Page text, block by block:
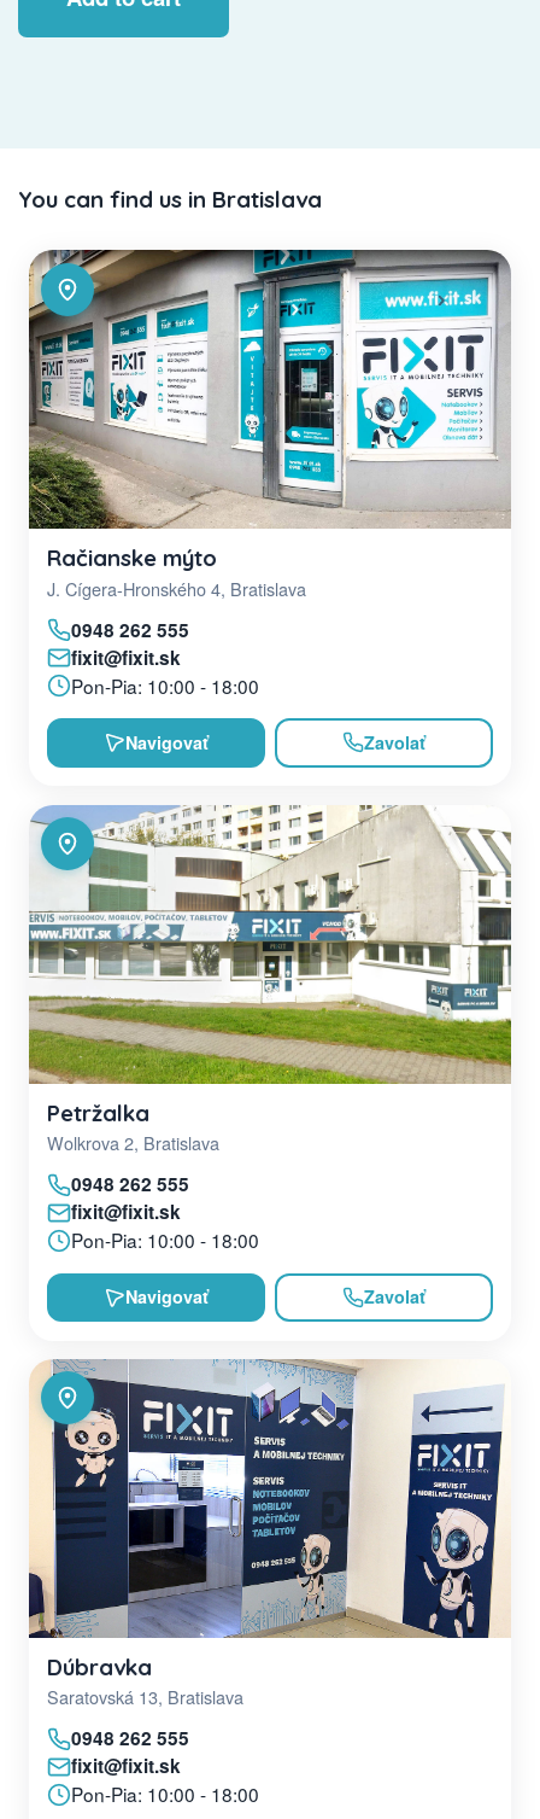
You can find us in Bratislava
Račianske mýto
J. Cígera-Hronského 4, Bratislava
0948 262 555
fixit@fixit.sk
Pon-Pia: 10:00 - 18:00
Navigovať Zavolať
Petržalka
Wolkrova 2, Bratislava
0948 262 555
fixit@fixit.sk
Pon-Pia: 10:00 - 18:00
Navigovať Zavolať
Dúbravka
Saratovská 13, Bratislava
0948 262 555
fixit@fixit.sk
Pon-Pia: 10:00 - 18:00